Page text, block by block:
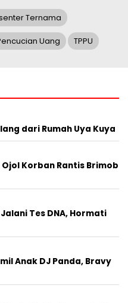
Ternama
Uang TPPU
dari Rumah Uya Kuya
Korban Rantis Brimob
Tes DNA, Hormati
Anak DJ Panda, Bravy